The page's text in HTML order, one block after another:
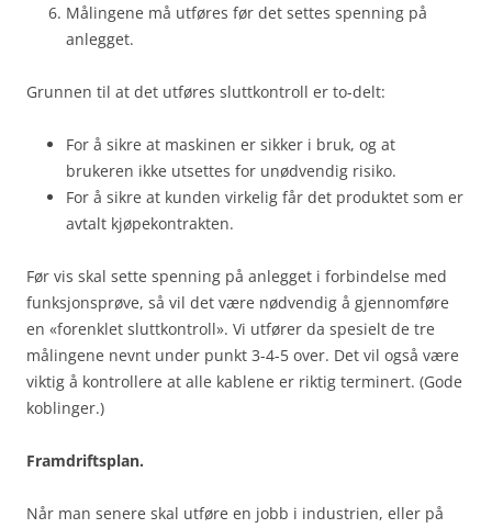
Målingene må utføres før det settes spenning på
anlegget.
Grunnen til at det utføres sluttkontroll er to-delt:
For å sikre at maskinen er sikker i bruk, og at
brukeren ikke utsettes for unødvendig risiko.
For å sikre at kunden virkelig får det produktet som er
avtalt kjøpekontrakten.
Før vis skal sette spenning på anlegget i forbindelse med
funksjonsprøve, så vil det være nødvendig å gjennomføre
en «forenklet sluttkontroll». Vi utfører da spesielt de tre
målingene nevnt under punkt 3-4-5 over. Det vil også være
viktig å kontrollere at alle kablene er riktig terminert. (Gode
koblinger.)
Framdriftsplan.
Når man senere skal utføre en jobb i industrien, eller på